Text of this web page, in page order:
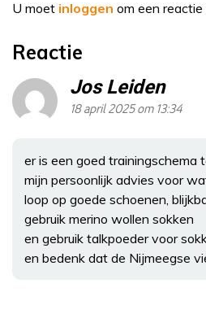
U moet inloggen om een
Reactie
Jos Leiden
18 april 2025 om 13:34
er is een goed trainingschema
mijn persoonlijk advies voor
loop op goede schoenen,
gebruik merino wollen sokken
en gebruik talkpoeder voor
en bedenk dat de Nijmeegse